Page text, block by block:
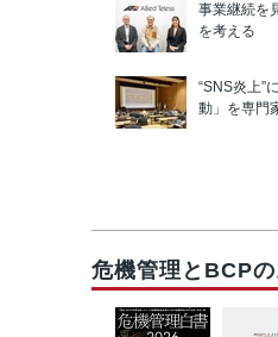
事業継続を
を考える
“SNS炎上”
動」を専門
危機管理とBCP